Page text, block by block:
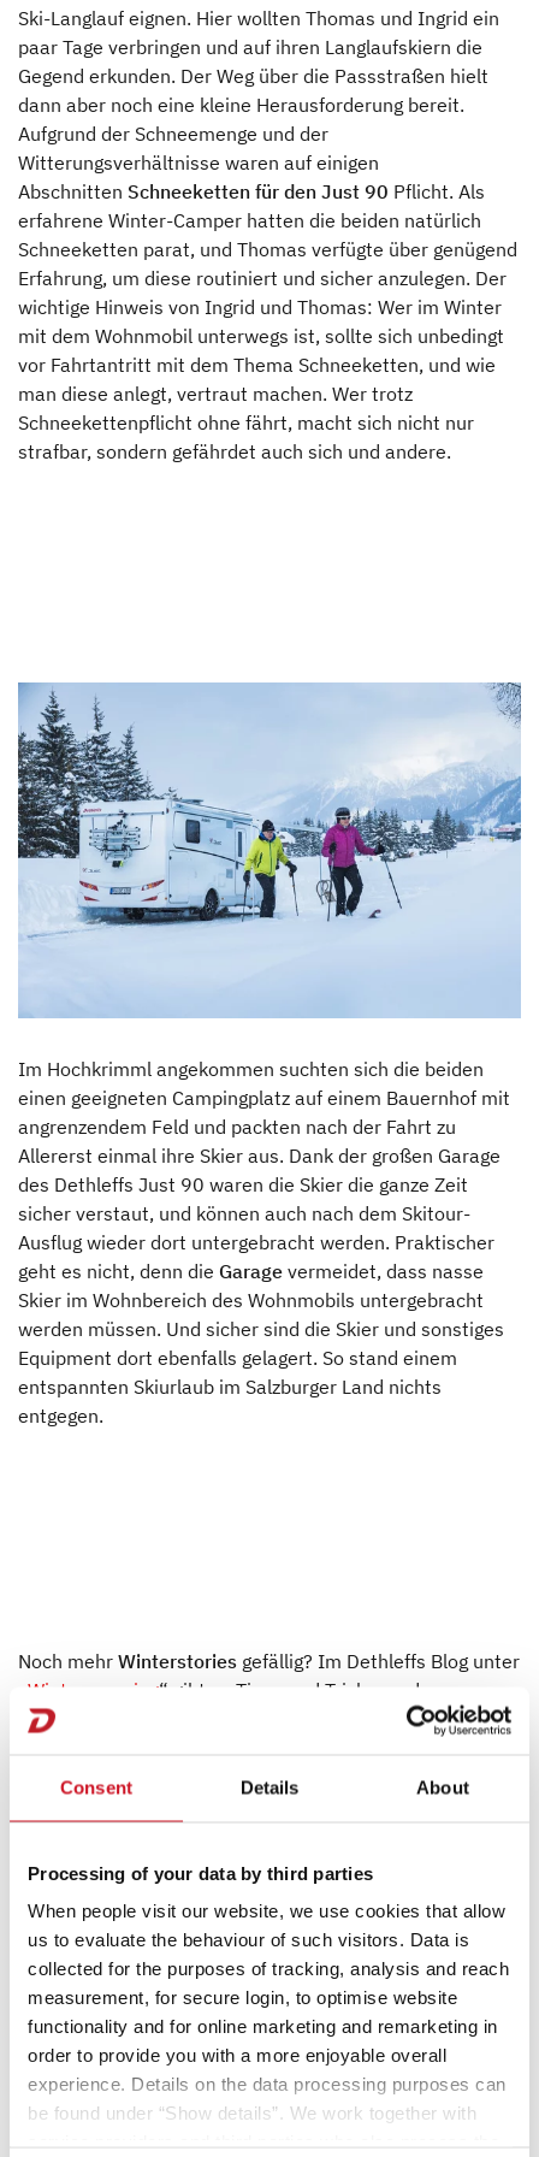
Consent Details About
Processing of your data by third parties
When people visit our website, we use cookies that allow
us to evaluate the behaviour of such visitors. Data is
collected for the purposes of tracking, analysis and reach
measurement, for secure login, to optimise website
functionality and for online marketing and remarketing in
order to provide you with a more enjoyable overall
experience. Details on the data processing purposes can
be found under “Show details”. We work together with
Ski-Langlauf eignen. Hier wollten Thomas und Ingrid ein
paar Tage verbringen und auf ihren Langlaufskiern die
Gegend erkunden. Der Weg über die Passstraßen hielt
dann aber noch eine kleine Herausforderung bereit.
Aufgrund der Schneemenge und der
Witterungsverhältnisse waren auf einigen
Abschnitten Schneeketten für den Just 90 Pflicht. Als
erfahrene Winter-Camper hatten die beiden natürlich
Schneeketten parat, und Thomas verfügte über genügend
Erfahrung, um diese routiniert und sicher anzulegen. Der
wichtige Hinweis von Ingrid und Thomas: Wer im Winter
mit dem Wohnmobil unterwegs ist, sollte sich unbedingt
vor Fahrtantritt mit dem Thema Schneeketten, und wie
man diese anlegt, vertraut machen. Wer trotz
Schneekettenpflicht ohne fährt, macht sich nicht nur
strafbar, sondern gefährdet auch sich und andere.
Im Hochkrimml angekommen suchten sich die beiden
einen geeigneten Campingplatz auf einem Bauernhof mit
angrenzendem Feld und packten nach der Fahrt zu
Allererst einmal ihre Skier aus. Dank der großen Garage
des Dethleffs Just 90 waren die Skier die ganze Zeit
sicher verstaut, und können auch nach dem Skitour-
Ausflug wieder dort untergebracht werden. Praktischer
geht es nicht, denn die Garage vermeidet, dass nasse
Skier im Wohnbereich des Wohnmobils untergebracht
werden müssen. Und sicher sind die Skier und sonstiges
Equipment dort ebenfalls gelagert. So stand einem
entspannten Skiurlaub im Salzburger Land nichts
entgegen.
Noch mehr Winterstories gefällig? Im Dethleffs Blog unter
Wintercamping“ gibt es Tipps und Tricks rund ums
Camping bei kalten Temperaturen und spannende
www.dethleffs.de
gibt es alle wichtigen Fakten zu